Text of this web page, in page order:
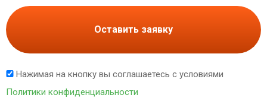
Оставить заявку
Нажимая на кнопку вы соглашаетесь с условиями
Политики конфиденциальности